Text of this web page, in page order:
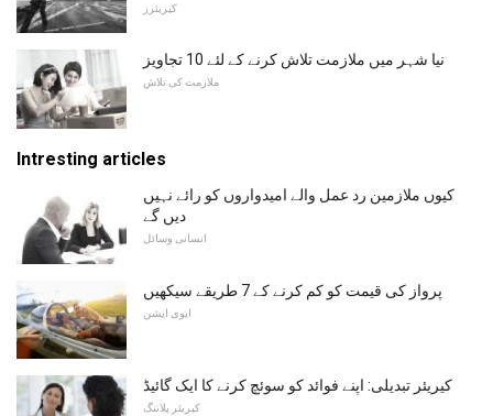
کیریئرز
نیا شہر میں ملازمت تلاش کرنے کے لئے 10 تجاویز
ملازمت کی تلاش
Intresting articles
کیوں ملازمین رد عمل والے امیدواروں کو رائے نہیں
دیں گے
انسانی وسائل
پرواز کی قیمت کو کم کرنے کے 7 طریقے سیکھیں
ایوی ایشن
کیریئر تبدیلی: اپنے فوائد کو سوئچ کرنے کا ایک گائیڈ
کیریئر پلاننگ